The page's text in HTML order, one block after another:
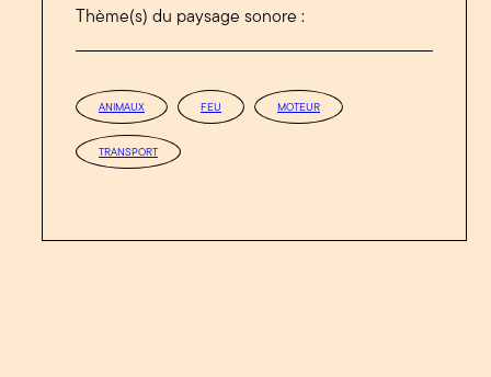
Thème(s) du paysage sonore :
ANIMAUX FEU MOTEUR
TRANSPORT